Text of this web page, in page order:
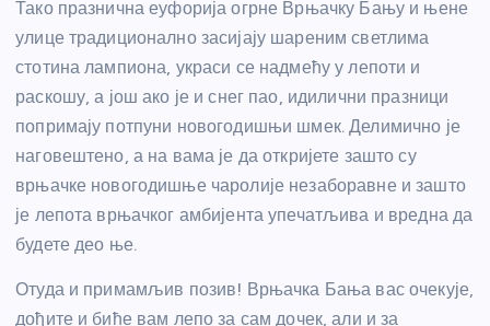
Тако празнична еуфорија огрне Врњачку Бању и њене
улице традиционално засијају шареним светлима
стотина лампиона, украси се надмећу у лепоти и
раскошу, а још ако је и снег пао, идилични празници
попримају потпуни новогодишњи шмек. Делимично је
наговештено, а на вама је да откријете зашто су
врњачке новогодишње чаролије незаборавне и зашто
је лепота врњачког амбијента упечатљива и вредна да
будете део ње.
Отуда и примамљив позив! Врњачка Бања вас очекује,
дођите и биће вам лепо за сам дочек, али и за